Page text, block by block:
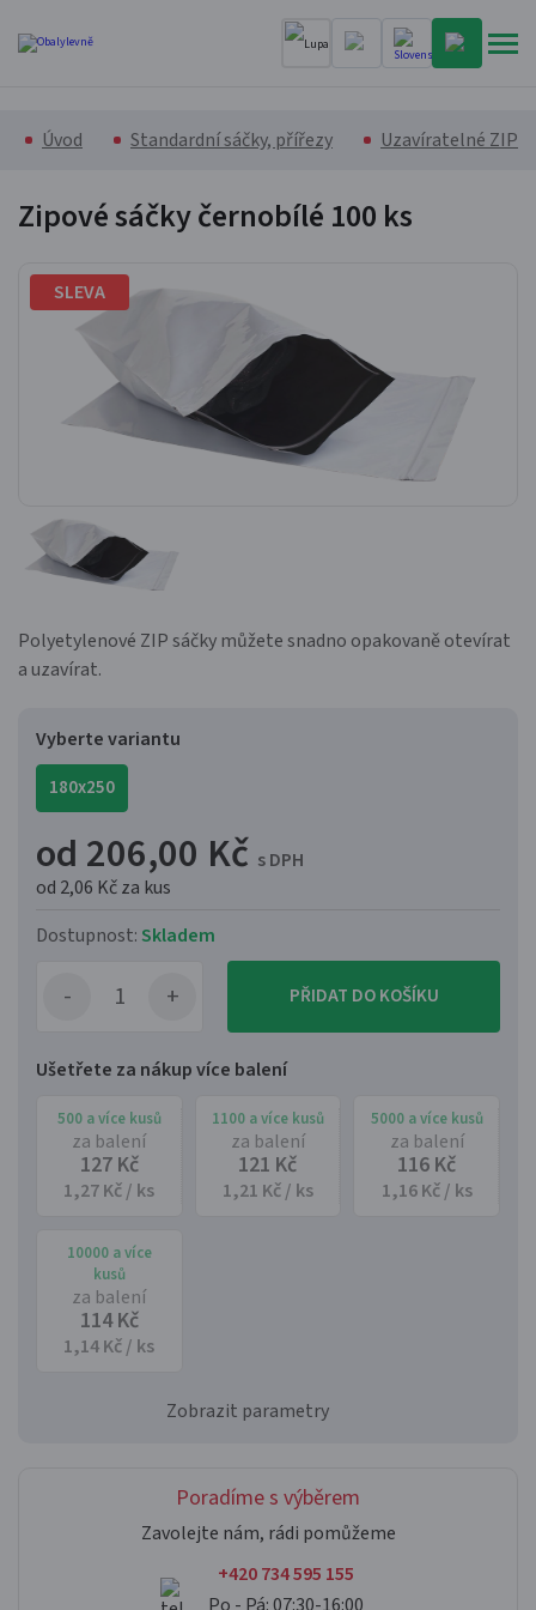
Úvod Standardní sáčky, přířezy Uzavíratelné ZIP
Zipové sáčky černobílé 100 ks
SLEVA
Polyetylenové ZIP sáčky můžete snadno opakovaně otevírat
a uzavírat.
Vyberte variantu
180x250
od 206,00 Kč s DPH
od 2,06 Kčza kus
Dostupnost:Skladem
PŘIDAT DO KOŠÍKU
Ušetřete za nákup více balení
500 a více kusů
za balení
127 Kč
1,27 Kč / ks
1100 a více kusů
za balení
121 Kč
1,21 Kč / ks
5000 a více kusů
za balení
116 Kč
1,16 Kč / ks
10000 a více
kusů
za balení
114 Kč
1,14 Kč / ks
Zobrazit parametry
Poradíme s výběrem
Zavolejte nám, rádi pomůžeme
+420 734 595 155